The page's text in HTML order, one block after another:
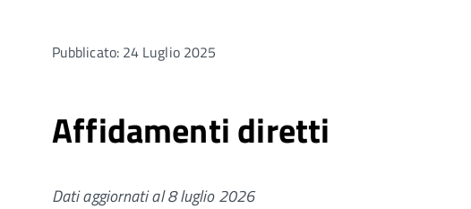
Pubblicato: 24 Luglio 2025
Affidamenti diretti
Dati aggiornati al 8 luglio 2026